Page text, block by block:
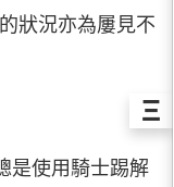
狀況亦為屢見不
是使用騎士踢解
Ξ